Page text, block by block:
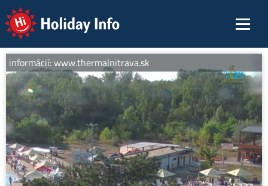
Holiday Info
www.thermalnitrava.sk